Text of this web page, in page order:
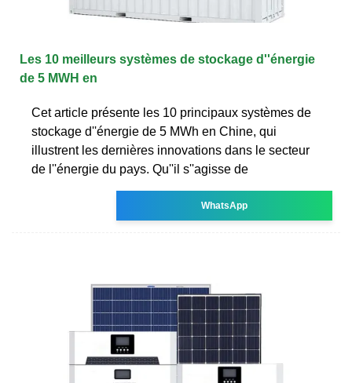
Les 10 meilleurs systèmes de stockage d''énergie
de 5 MWH en
Cet article présente les 10 principaux systèmes de
stockage d''énergie de 5 MWh en Chine, qui
illustrent les dernières innovations dans le secteur
de l''énergie du pays. Qu''il s''agisse de
WhatsApp